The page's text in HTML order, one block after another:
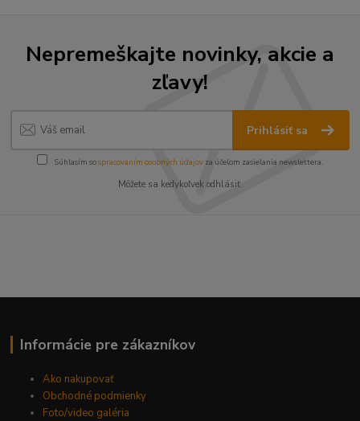
Nepremeškajte novinky, akcie a
zľavy!
Prihlásiť sa
Súhlasím sospracovaním osobných údajov za účelom zasielania newslettera.
Môžete sa kedykoľvek odhlásiť.
Informácie pre zákazníkov
Ako nakupovať
Obchodné podmienky
Foto/video galéria